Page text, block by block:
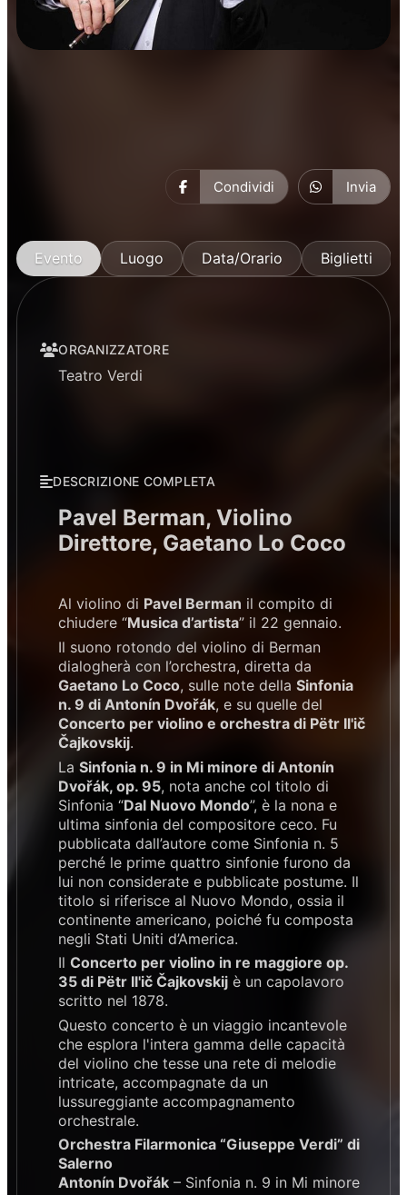
Condividi Invia
Evento Luogo Data/Orario Biglietti
ORGANIZZATORE
Teatro Verdi
DESCRIZIONE COMPLETA
Pavel Berman, Violino
Direttore, Gaetano Lo Coco
Al violino di Pavel Berman il compito di
chiudere “Musica d’artista” il 22 gennaio.
Il suono rotondo del violino di Berman
dialogherà con l’orchestra, diretta da
Gaetano Lo Coco, sulle note della Sinfonia
n. 9 di Antonín Dvořák, e su quelle del
Concerto per violino e orchestra di Pëtr Il'ič
Čajkovskij.
La Sinfonia n. 9 in Mi minore di Antonín
Dvořák, op. 95, nota anche col titolo di
Sinfonia “Dal Nuovo Mondo”, è la nona e
ultima sinfonia del compositore ceco. Fu
pubblicata dall’autore come Sinfonia n. 5
perché le prime quattro sinfonie furono da
lui non considerate e pubblicate postume. Il
titolo si riferisce al Nuovo Mondo, ossia il
continente americano, poiché fu composta
negli Stati Uniti d’America.
Il Concerto per violino in re maggiore op.
35 di Pëtr Il'ič Čajkovskij è un capolavoro
scritto nel 1878.
Questo concerto è un viaggio incantevole
che esplora l'intera gamma delle capacità
del violino che tesse una rete di melodie
intricate, accompagnate da un
lussureggiante accompagnamento
orchestrale.
Orchestra Filarmonica “Giuseppe Verdi” di
Salerno
Antonín Dvořák – Sinfonia n. 9 in Mi minore